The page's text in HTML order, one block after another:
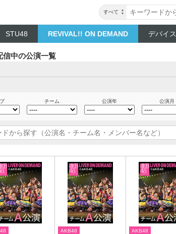
すべて
STU48 REVIVAL!! ON DEMAND デバイス
中の公演一覧
チーム 公演年 公演月
AKB48 AKB48